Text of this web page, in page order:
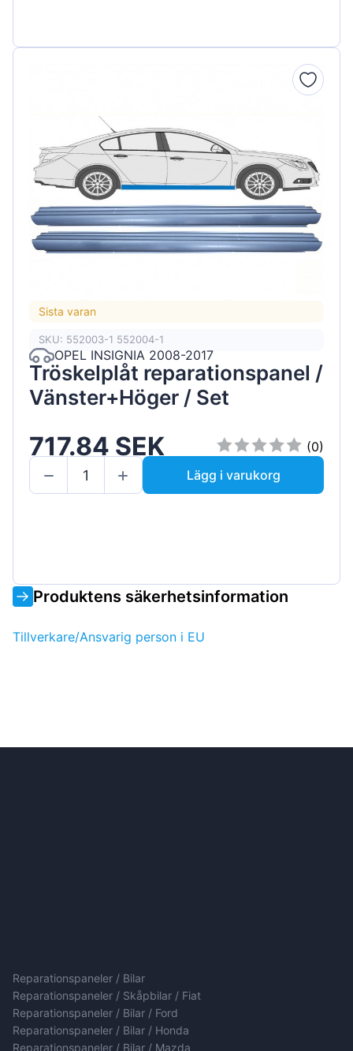
Sista varan
SKU: 552003-1 552004-1
OPEL INSIGNIA 2008-2017
Tröskelplåt reparationspanel /
Vänster+Höger / Set
717.84 SEK
(0)
Lägg i varukorg
Produktens säkerhetsinformation
Tillverkare/Ansvarig person i EU
Reparationspaneler / Bilar
Reparationspaneler / Skåpbilar / Fiat
Reparationspaneler / Bilar / Ford
Reparationspaneler / Bilar / Honda
Reparationspaneler / Bilar / Mazda